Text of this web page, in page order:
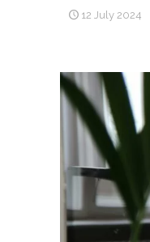
12 July 2024